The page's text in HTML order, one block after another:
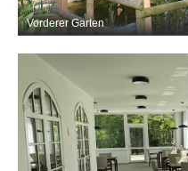
Vorderer Garten